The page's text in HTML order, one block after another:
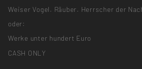
Weiser Vogel. Räuber. Herrscher der
oder:
Werke unter hundert Euro
CASH ONLY